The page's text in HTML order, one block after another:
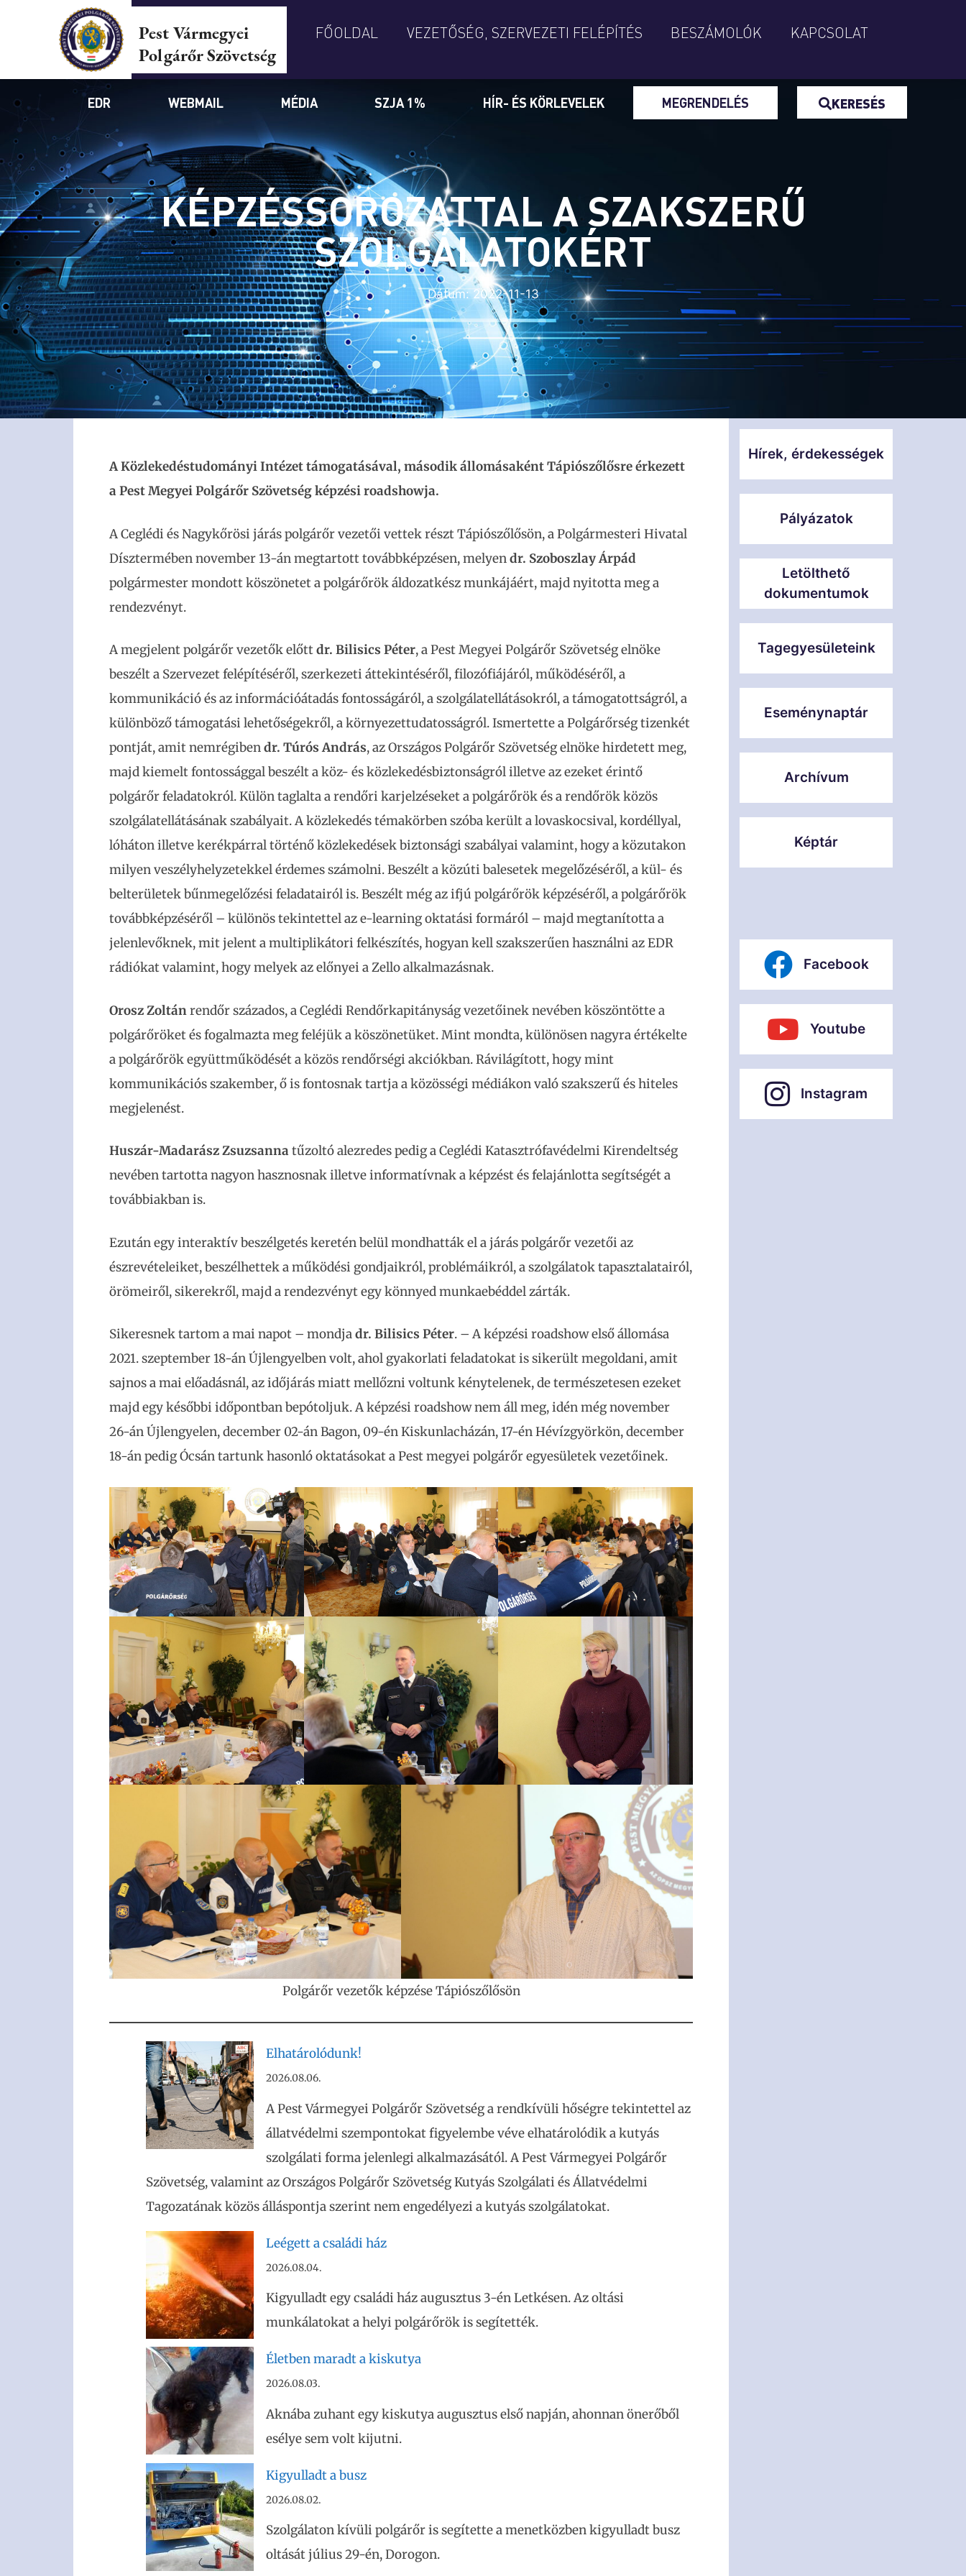
Pest Vármegyei
Polgárőr Szövetség
FŐOLDAL VEZETŐSÉG, SZERVEZETI FELÉPÍTÉS BESZÁMOLÓK KAPCSOLAT
EDR WEBMAIL MÉDIA SZJA 1% HÍR- ÉS KÖRLEVELEK MEGRENDELÉS KERESÉS
KÉPZÉSSOROZATTAL A SZAKSZERŰ
SZOLGÁLATOKÉRT
Dátum:2022-11-13
A Közlekedéstudományi Intézet támogatásával, második állomásaként Tápiószőlősre érkezett
a Pest Megyei Polgárőr Szövetség képzési roadshowja.
A Ceglédi és Nagykőrösi járás polgárőr vezetői vettek részt Tápiószőlősön, a Polgármesteri Hivatal
Dísztermében november 13-án megtartott továbbképzésen, melyendr. Szoboszlay Árpád
polgármester mondott köszönetet a polgárőrök áldozatkész munkájáért, majd nyitotta meg a
rendezvényt.
A megjelent polgárőr vezetők előttdr. Bilisics Péter, a Pest Megyei Polgárőr Szövetség elnöke
beszélt a Szervezet felépítéséről, szerkezeti áttekintéséről, filozófiájáról, működéséről, a
kommunikáció és az információátadás fontosságáról, a szolgálatellátásokról, a támogatottságról, a
különböző támogatási lehetőségekről, a környezettudatosságról. Ismertette a Polgárőrség tizenkét
pontját, amit nemrégibendr. Túrós András, az Országos Polgárőr Szövetség elnöke hirdetett meg,
majd kiemelt fontossággal beszélt a köz- és közlekedésbiztonságról illetve az ezeket érintő
polgárőr feladatokról. Külön taglalta a rendőri karjelzéseket a polgárőrök és a rendőrök közös
szolgálatellátásának szabályait. A közlekedés témakörben szóba került a lovaskocsival, kordéllyal,
lóháton illetve kerékpárral történő közlekedések biztonsági szabályai valamint, hogy a közutakon
milyen veszélyhelyzetekkel érdemes számolni. Beszélt a közúti balesetek megelőzéséről, a kül- és
belterületek bűnmegelőzési feladatairól is. Beszélt még az ifjú polgárőrök képzéséről, a polgárőrök
továbbképzéséről – különös tekintettel az e-learning oktatási formáról – majd megtanította a
jelenlevőknek, mit jelent a multiplikátori felkészítés, hogyan kell szakszerűen használni az EDR
rádiókat valamint, hogy melyek az előnyei a Zello alkalmazásnak.
Orosz Zoltánrendőr százados, a Ceglédi Rendőrkapitányság vezetőinek nevében köszöntötte a
polgárőröket és fogalmazta meg feléjük a köszönetüket. Mint mondta, különösen nagyra értékelte
a polgárőrök együttműködését a közös rendőrségi akciókban. Rávilágított, hogy mint
kommunikációs szakember, ő is fontosnak tartja a közösségi médiákon való szakszerű és hiteles
megjelenést.
Huszár-Madarász Zsuzsannatűzoltó alezredes pedig a Ceglédi Katasztrófavédelmi Kirendeltség
nevében tartotta nagyon hasznosnak illetve informatívnak a képzést és felajánlotta segítségét a
továbbiakban is.
Ezután egy interaktív beszélgetés keretén belül mondhatták el a járás polgárőr vezetői az
észrevételeiket, beszélhettek a működési gondjaikról, problémáikról, a szolgálatok tapasztalatairól,
örömeiről, sikerekről, majd a rendezvényt egy könnyed munkaebéddel zárták.
Sikeresnek tartom a mai napot – mondjadr. Bilisics Péter. – A képzési roadshow első állomása
2021. szeptember 18-án Újlengyelben volt, ahol gyakorlati feladatokat is sikerült megoldani, amit
sajnos a mai előadásnál, az időjárás miatt mellőzni voltunk kénytelenek, de természetesen ezeket
majd egy későbbi időpontban bepótoljuk. A képzési roadshow nem áll meg, idén még november
26-án Újlengyelen, december 02-án Bagon, 09-én Kiskunlacházán, 17-én Hévízgyörkön, december
18-án pedig Ócsán tartunk hasonló oktatásokat a Pest megyei polgárőr egyesületek vezetőinek.
Polgárőr vezetők képzése Tápiószőlősön
Elhatárolódunk!
2026.08.06.
A Pest Vármegyei Polgárőr Szövetség a rendkívüli hőségre tekintettel az
állatvédelmi szempontokat figyelembe véve elhatárolódik a kutyás
szolgálati forma jelenlegi alkalmazásától. A Pest Vármegyei Polgárőr
Szövetség, valamint az Országos Polgárőr Szövetség Kutyás Szolgálati és Állatvédelmi
Tagozatának közös álláspontja szerint nem engedélyezi a kutyás szolgálatokat.
Leégett a családi ház
2026.08.04.
Kigyulladt egy családi ház augusztus 3-én Letkésen. Az oltási
munkálatokat a helyi polgárőrök is segítették.
Életben maradt a kiskutya
2026.08.03.
Aknába zuhant egy kiskutya augusztus első napján, ahonnan önerőből
esélye sem volt kijutni.
Kigyulladt a busz
2026.08.02.
Szolgálaton kívüli polgárőr is segítette a menetközben kigyulladt busz
oltását július 29-én, Dorogon.
Hírek, érdekességek
Pályázatok
Letölthető
dokumentumok
Tagegyesületeink
Eseménynaptár
Archívum
Képtár
Facebook
Youtube
Instagram